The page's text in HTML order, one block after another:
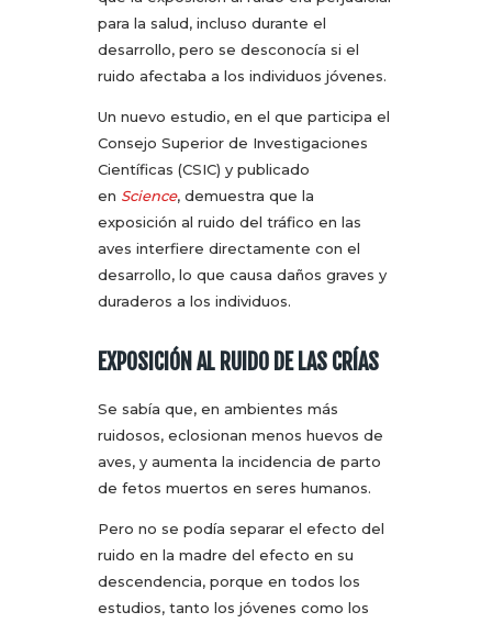
para la salud, incluso durante el
desarrollo, pero se desconocía si el
ruido afectaba a los individuos jóvenes.
Un nuevo estudio, en el que participa el
Consejo Superior de Investigaciones
Científicas (CSIC) y publicado
en Science, demuestra que la
exposición al ruido del tráfico en las
aves interfiere directamente con el
desarrollo, lo que causa daños graves y
duraderos a los individuos.
EXPOSICIÓN AL RUIDO DE LAS CRÍAS
Se sabía que, en ambientes más
ruidosos, eclosionan menos huevos de
aves, y aumenta la incidencia de parto
de fetos muertos en seres humanos.
Pero no se podía separar el efecto del
ruido en la madre del efecto en su
descendencia, porque en todos los
estudios, tanto los jóvenes como los